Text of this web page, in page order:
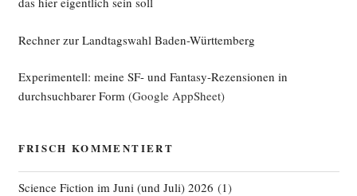
Rechner zur Landtagswahl Baden-Württemberg
Experimentell: meine SF- und Fantasy-Rezensionen in
durchsuchbarer Form(Google AppSheet)
FRISCH KOMMENTIERT
Science Fiction im Juni (und Juli) 2026 (1)